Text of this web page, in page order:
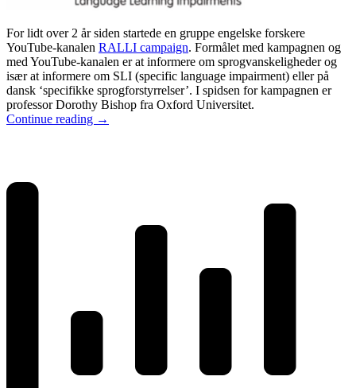
For lidt over 2 år siden startede en gruppe engelske forskere
YouTube-kanalen RALLI campaign. Formålet med kampagnen og
med YouTube-kanalen er at informere om sprogvanskeligheder og
især at informere om SLI (specific language impairment) eller på
dansk ‘specifikke sprogforstyrrelser’. I spidsen for kampagnen er
professor Dorothy Bishop fra Oxford Universitet.
Continue reading →